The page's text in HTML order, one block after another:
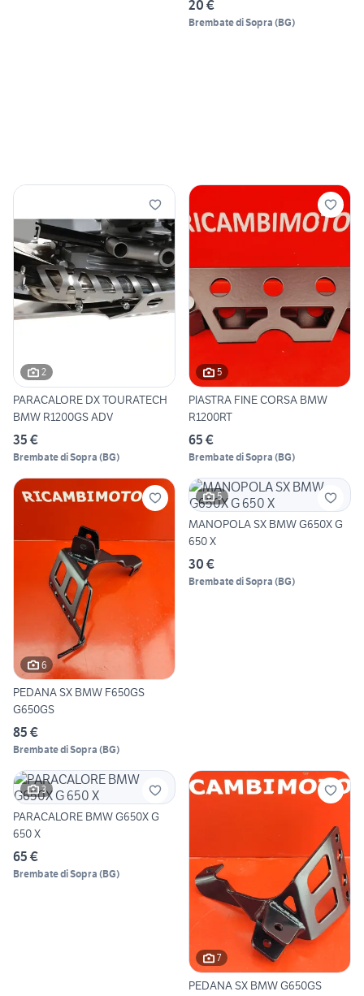
20 €
Brembate di Sopra (BG)
2
PARACALORE DX TOURATECH
BMW R1200GS ADV
35 €
Brembate di Sopra (BG)
5
PIASTRA FINE CORSA BMW
R1200RT
65 €
Brembate di Sopra (BG)
6
PEDANA SX BMW F650GS
G650GS
85 €
Brembate di Sopra (BG)
5
MANOPOLA SX BMW G650X G
650 X
30 €
Brembate di Sopra (BG)
3
PARACALORE BMW G650X G
650 X
65 €
Brembate di Sopra (BG)
7
PEDANA SX BMW G650GS